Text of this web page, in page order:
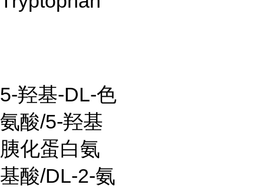
5-羟基-DL-色
氨酸/5-羟基
胰化蛋白氨
基酸/DL-2-氨